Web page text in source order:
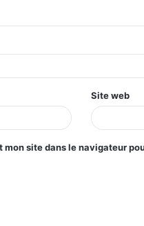
Site web
mon site dans le navigateur